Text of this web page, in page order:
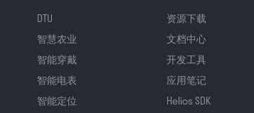
DTU
智慧农业
智能穿戴
智能电表
智能定位
资源下载
文档中心
开发工具
应用笔记
Helios SDK